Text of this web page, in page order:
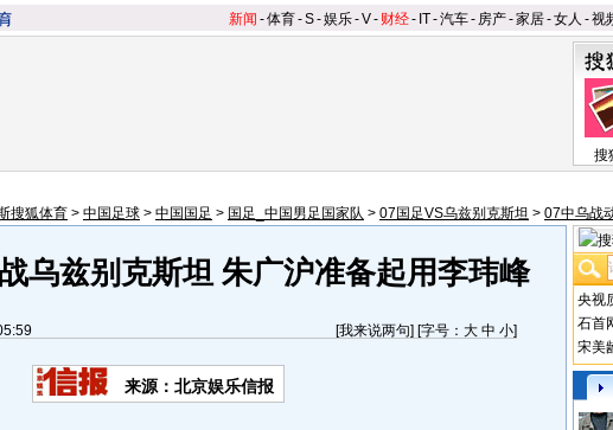
新闻 -体育-S-娱乐-V- 财经- IT-汽车- 房产-家居-女人 -视
搜
搜狐体育 > 中国足球 > 中国国足 > 国足_中国男足国家队 > 07国足VS乌兹别克斯坦 > 07中乌战
乌兹别克斯坦 朱广沪准备起用李玮峰
[我来说两句] [字号： 大 中 小]
来源：北京娱乐信报
央视
石首
宋美